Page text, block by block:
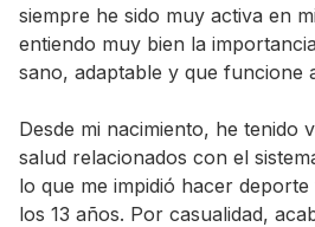
siempre he sido muy activa en
entiendo muy bien la
sano, adaptable y que funcione
Desde mi nacimiento, he tenido
salud relacionados con el
lo que me impidió hacer
los 13 años. Por casualidad,